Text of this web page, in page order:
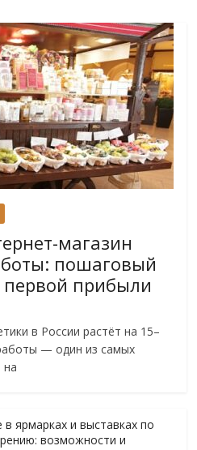
магазин
пошаговый
прибыли
в России растёт на 15–
— один из самых
на
в ярмарках и выставках по
возможности и